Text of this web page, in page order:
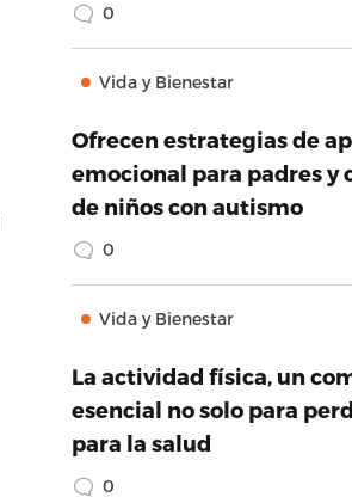
0
Vida y Bienestar
Ofrecen estrategias de
emocional para padres y
de niños con autismo
0
Vida y Bienestar
La actividad física, un
esencial no solo para
para la salud
0